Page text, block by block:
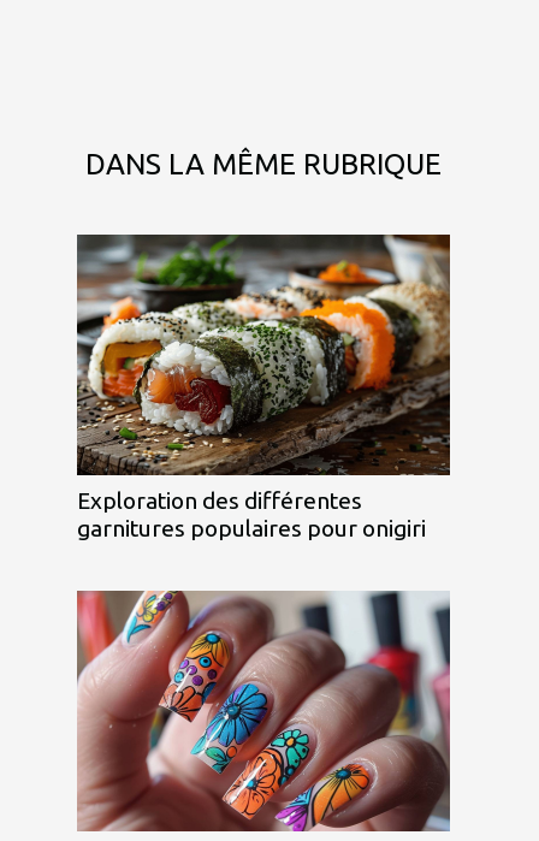
DANS LA MÊME RUBRIQUE
Exploration des différentes
garnitures populaires pour onigiri